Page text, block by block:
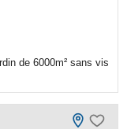
de 6000m² sans vis